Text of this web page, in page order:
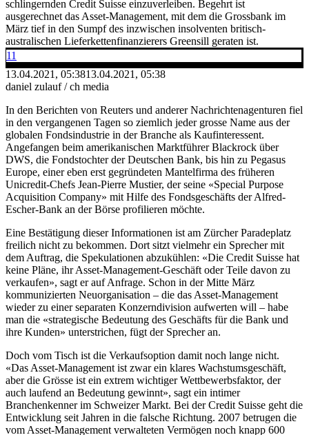
schlingernden Credit Suisse einzuverleiben. Begehrt ist
ausgerechnet das Asset-Management, mit dem die Grossbank im
März tief in den Sumpf des inzwischen insolventen britisch-
australischen Lieferkettenfinanzierers Greensill geraten ist.
11
13.04.2021, 05:3813.04.2021, 05:38
daniel zulauf / ch media
In den Berichten von Reuters und anderer Nachrichtenagenturen fiel
in den vergangenen Tagen so ziemlich jeder grosse Name aus der
globalen Fondsindustrie in der Branche als Kaufinteressent.
Angefangen beim amerikanischen Marktführer Blackrock über
DWS, die Fondstochter der Deutschen Bank, bis hin zu Pegasus
Europe, einer eben erst gegründeten Mantelfirma des früheren
Unicredit-Chefs Jean-Pierre Mustier, der seine «Special Purpose
Acquisition Company» mit Hilfe des Fondsgeschäfts der Alfred-
Escher-Bank an der Börse profilieren möchte.
Eine Bestätigung dieser Informationen ist am Zürcher Paradeplatz
freilich nicht zu bekommen. Dort sitzt vielmehr ein Sprecher mit
dem Auftrag, die Spekulationen abzukühlen: «Die Credit Suisse hat
keine Pläne, ihr Asset-Management-Geschäft oder Teile davon zu
verkaufen», sagt er auf Anfrage. Schon in der Mitte März
kommunizierten Neuorganisation – die das Asset-Management
wieder zu einer separaten Konzerndivision aufwerten will – habe
man die «strategische Bedeutung des Geschäfts für die Bank und
ihre Kunden» unterstrichen, fügt der Sprecher an.
Doch vom Tisch ist die Verkaufsoption damit noch lange nicht.
«Das Asset-Management ist zwar ein klares Wachstumsgeschäft,
aber die Grösse ist ein extrem wichtiger Wettbewerbsfaktor, der
auch laufend an Bedeutung gewinnt», sagt ein intimer
Branchenkenner im Schweizer Markt. Bei der Credit Suisse geht die
Entwicklung seit Jahren in die falsche Richtung. 2007 betrugen die
vom Asset-Management verwalteten Vermögen noch knapp 600